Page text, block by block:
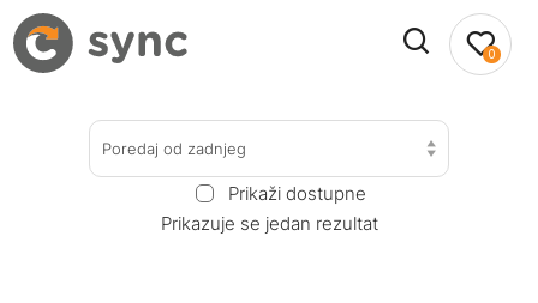
0
Poredaj od zadnjeg
Prikaži dostupne
Prikazuje se jedan rezultat